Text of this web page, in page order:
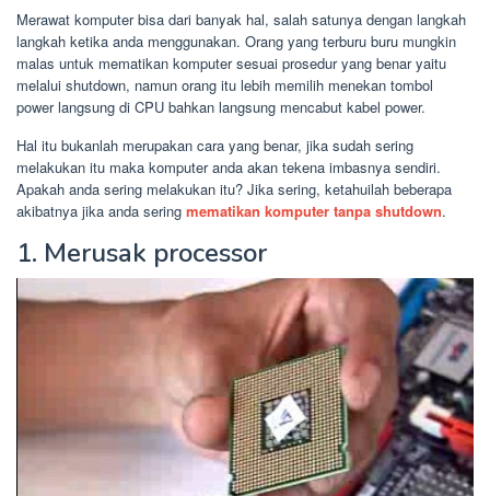
Merawat komputer bisa dari banyak hal, salah satunya dengan langkah
langkah ketika anda menggunakan. Orang yang terburu buru mungkin
malas untuk mematikan komputer sesuai prosedur yang benar yaitu
melalui shutdown, namun orang itu lebih memilih menekan tombol
power langsung di CPU bahkan langsung mencabut kabel power.
Hal itu bukanlah merupakan cara yang benar, jika sudah sering
melakukan itu maka komputer anda akan tekena imbasnya sendiri.
Apakah anda sering melakukan itu? Jika sering, ketahuilah beberapa
akibatnya jika anda sering mematikan komputer tanpa shutdown.
1. Merusak processor